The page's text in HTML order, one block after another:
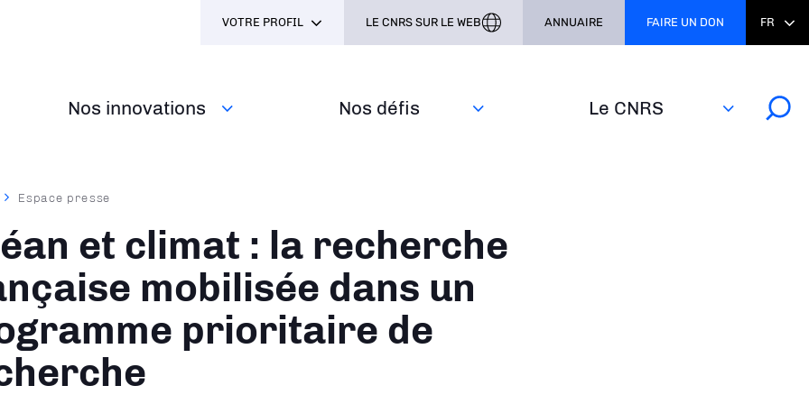
Nos innovations Nos défis‎ Le CNRS
VOTRE PROFIL LE CNRS SUR LE WEB ANNUAIRE FAIRE UN DON FR
Espace presse
et climat : la recherche
mobilisée dans un
prioritaire de